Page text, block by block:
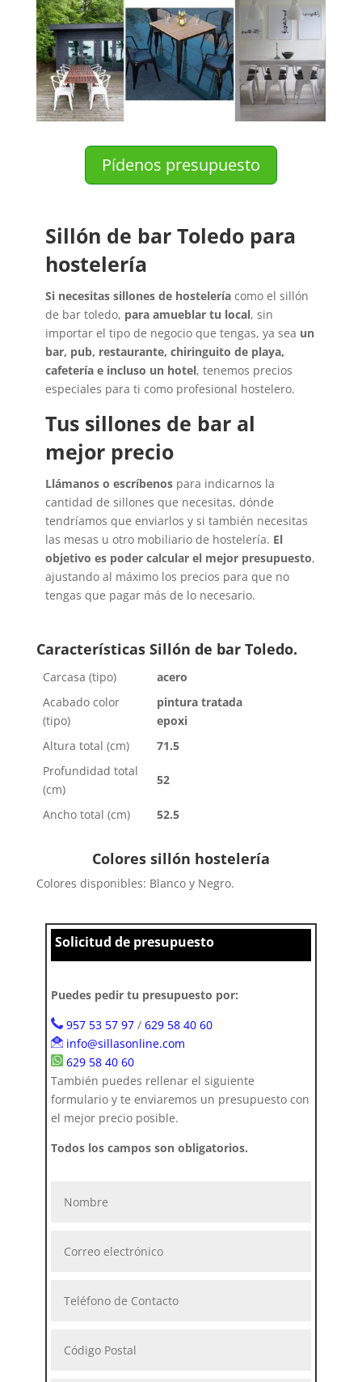
Pídenos presupuesto
Sillón de bar Toledo para
hostelería
Si necesitas sillones de hostelería como el sillón
de bar toledo, para amueblar tu local, sin
importar el tipo de negocio que tengas, ya sea un
bar, pub, restaurante, chiringuito de playa,
cafetería e incluso un hotel, tenemos precios
especiales para ti como profesional hostelero.
Tus sillones de bar al
mejor precio
Llámanos o escríbenospara indicarnos la
cantidad de sillones que necesitas, dónde
tendríamos que enviarlos y si también necesitas
las mesas u otro mobiliario de hostelería. El
objetivo es poder calcular el mejor presupuesto,
ajustando al máximo los precios para que no
tengas que pagar más de lo necesario.
Características Sillón de bar Toledo.
Carcasa (tipo)
acero
Acabado color
(tipo)
pintura tratada
epoxi
Altura total (cm)
71.5
Profundidad total
(cm)
52
Ancho total (cm) 52.5
Colores sillón hostelería
Colores disponibles: Blanco y Negro.
Solicitud de presupuesto
Puedes pedir tu presupuesto por:
957 53 57 97/ 629 58 40 60
info@sillasonline.com
629 58 40 60
También puedes rellenar el siguiente
formulario y te enviaremos un presupuesto con
el mejor precio posible.
Todos los campos son obligatorios.